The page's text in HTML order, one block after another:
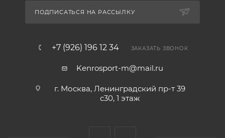
ПОДПИСАТЬСЯ НА РАССЫЛКУ
+7 (926) 196 12 34 ЗАКАЗАТЬ ЗВОНОК
Kenrosport-m@mail.ru
г. Москва, Ленинградский пр-т 39
с30, 1 этаж